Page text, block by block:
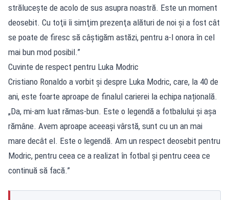
străluceşte de acolo de sus asupra noastră. Este un moment
deosebit. Cu toţii îi simţim prezenţa alături de noi şi a fost cât
se poate de firesc să câştigăm astăzi, pentru a-l onora în cel
mai bun mod posibil.”
Cuvinte de respect pentru Luka Modric
Cristiano Ronaldo a vorbit și despre Luka Modric, care, la 40 de
ani, este foarte aproape de finalul carierei la echipa națională.
„Da, mi-am luat rămas-bun. Este o legendă a fotbalului şi aşa
rămâne. Avem aproape aceeaşi vârstă, sunt cu un an mai
mare decât el. Este o legendă. Am un respect deosebit pentru
Modric, pentru ceea ce a realizat în fotbal şi pentru ceea ce
continuă să facă.”